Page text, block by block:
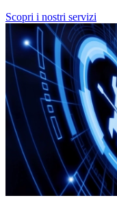
Scopri i nostri servizi